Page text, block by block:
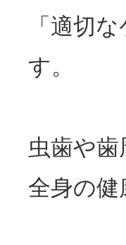
「適切
す。
虫歯や
全身の